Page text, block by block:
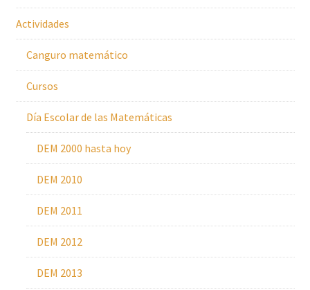
Actividades
Canguro matemático
Cursos
Día Escolar de las Matemáticas
DEM 2000 hasta hoy
DEM 2010
DEM 2011
DEM 2012
DEM 2013